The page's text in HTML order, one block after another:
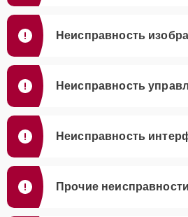
Неисправность
Неисправность
Неисправность
Прочие неисправности